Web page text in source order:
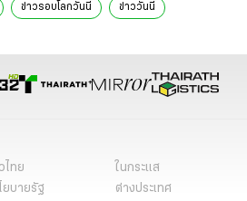
ข่าวรอบโลกวันนี้ ข่าววันนี้
ไทย
ในกระแส
ยบายรัฐ
ต่างประเทศ